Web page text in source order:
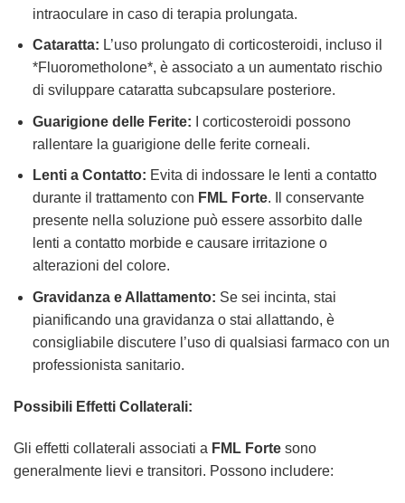
intraoculare in caso di terapia prolungata.
Cataratta: L’uso prolungato di corticosteroidi, incluso il
*Fluorometholone*, è associato a un aumentato rischio
di sviluppare cataratta subcapsulare posteriore.
Guarigione delle Ferite: I corticosteroidi possono
rallentare la guarigione delle ferite corneali.
Lenti a Contatto: Evita di indossare le lenti a contatto
durante il trattamento con FML Forte. Il conservante
presente nella soluzione può essere assorbito dalle
lenti a contatto morbide e causare irritazione o
alterazioni del colore.
Gravidanza e Allattamento: Se sei incinta, stai
pianificando una gravidanza o stai allattando, è
consigliabile discutere l’uso di qualsiasi farmaco con un
professionista sanitario.
Possibili Effetti Collaterali:
Gli effetti collaterali associati a FML Forte sono
generalmente lievi e transitori. Possono includere: